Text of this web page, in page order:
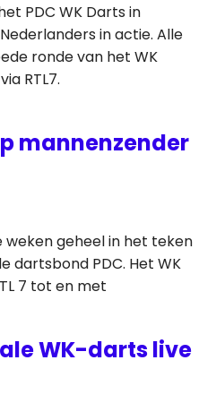
PDC WK Darts in
in actie. Alle
ronde van het WK
RTL7.
mannenzender
weken geheel in het teken
dartsbond PDC. Het WK
7 tot en met
WK-darts live